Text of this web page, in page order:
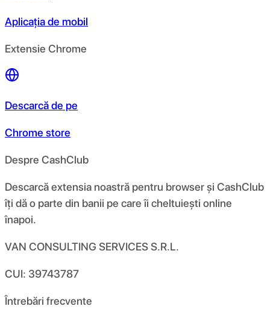
Aplicația de mobil
Extensie Chrome
Descarcă de pe
Chrome store
Despre CashClub
Descarcă extensia noastră pentru browser și CashClub
îți dă o parte din banii pe care îi cheltuiești online
înapoi.
VAN CONSULTING SERVICES S.R.L.
CUI: 39743787
Întrebări frecvente